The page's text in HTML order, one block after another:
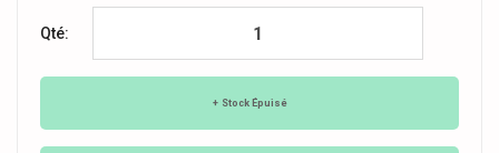
Qté:
Stock Épuisé